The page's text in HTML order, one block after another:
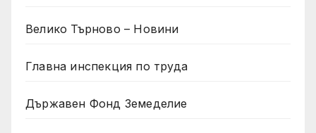
Велико Търново – Новини
Главна инспекция по труда
Държавен Фонд Земеделие